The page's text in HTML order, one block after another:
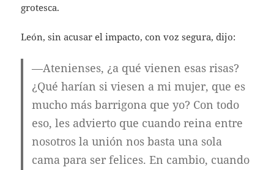
grotesca.
León, sin acusar el impacto, con voz segura, dijo:
—Atenienses, ¿a qué vienen esas risas?
¿Qué harían si viesen a mi mujer, que es
mucho más barrigona que yo? Con todo
eso, les advierto que cuando reina entre
nosotros la unión nos basta una sola
cama para ser felices. En cambio, cuando